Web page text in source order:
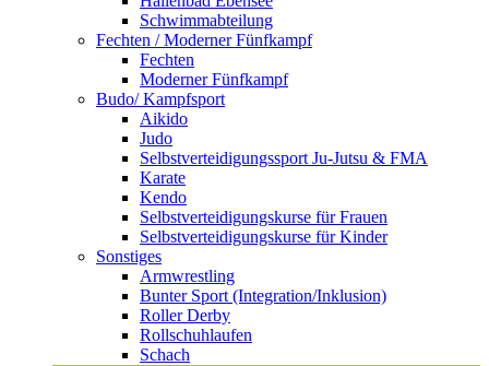
Schwimmabteilung
Fechten / Moderner Fünfkampf
Fechten
Moderner Fünfkampf
Budo/ Kampfsport
Aikido
Judo
Selbstverteidigungssport Ju-Jutsu & FMA
Karate
Kendo
Selbstverteidigungskurse für Frauen
Selbstverteidigungskurse für Kinder
Sonstiges
Armwrestling
Bunter Sport (Integration/Inklusion)
Roller Derby
Rollschuhlaufen
Schach